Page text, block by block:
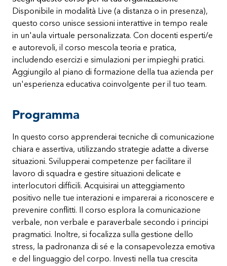
Disponibile in modalità Live (a distanza o in presenza),
questo corso unisce sessioni interattive in tempo reale
in un'aula virtuale personalizzata. Con docenti esperti/e
e autorevoli, il corso mescola teoria e pratica,
includendo esercizi e simulazioni per impieghi pratici.
Aggiungilo al piano di formazione della tua azienda per
un'esperienza educativa coinvolgente per il tuo team.
Programma
In questo corso apprenderai tecniche di comunicazione
chiara e assertiva, utilizzando strategie adatte a diverse
situazioni. Svilupperai competenze per facilitare il
lavoro di squadra e gestire situazioni delicate e
interlocutori difficili. Acquisirai un atteggiamento
positivo nelle tue interazioni e imparerai a riconoscere e
prevenire conflitti. Il corso esplora la comunicazione
verbale, non verbale e paraverbale secondo i principi
pragmatici. Inoltre, si focalizza sulla gestione dello
stress, la padronanza di sé e la consapevolezza emotiva
e del linguaggio del corpo. Investi nella tua crescita